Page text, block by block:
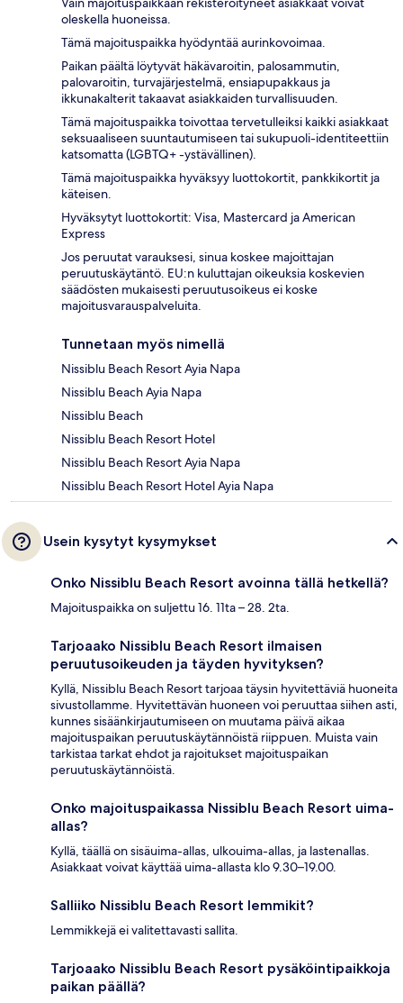
oleskella huoneissa.
Tämä majoituspaikka hyödyntää aurinkovoimaa.
Paikan päältä löytyvät häkävaroitin, palosammutin,
palovaroitin, turvajärjestelmä, ensiapupakkaus ja
ikkunakalterit takaavat asiakkaiden turvallisuuden.
Tämä majoituspaikka toivottaa tervetulleiksi kaikki asiakkaat
seksuaaliseen suuntautumiseen tai sukupuoli-identiteettiin
katsomatta (LGBTQ+ -ystävällinen).
Tämä majoituspaikka hyväksyy luottokortit, pankkikortit ja
käteisen.
Hyväksytyt luottokortit: Visa, Mastercard ja American
Express
Jos peruutat varauksesi, sinua koskee majoittajan
peruutuskäytäntö. EU:n kuluttajan oikeuksia koskevien
säädösten mukaisesti peruutusoikeus ei koske
majoitusvarauspalveluita.
Tunnetaan myös nimellä
Nissiblu Beach Resort Ayia Napa
Nissiblu Beach Ayia Napa
Nissiblu Beach
Nissiblu Beach Resort Hotel
Nissiblu Beach Resort Ayia Napa
Nissiblu Beach Resort Hotel Ayia Napa
Usein kysytyt kysymykset
Onko Nissiblu Beach Resort avoinna tällä hetkellä?
Majoituspaikka on suljettu 16. 11ta – 28. 2ta.
Tarjoaako Nissiblu Beach Resort ilmaisen
peruutusoikeuden ja täyden hyvityksen?
Kyllä, Nissiblu Beach Resort tarjoaa täysin hyvitettäviä huoneita
sivustollamme. Hyvitettävän huoneen voi peruuttaa siihen asti,
kunnes sisäänkirjautumiseen on muutama päivä aikaa
majoituspaikan peruutuskäytännöistä riippuen. Muista vain
tarkistaa tarkat ehdot ja rajoitukset majoituspaikan
peruutuskäytännöistä.
Onko majoituspaikassa Nissiblu Beach Resort uima-
allas?
Kyllä, täällä on sisäuima-allas, ulkouima-allas, ja lastenallas.
Asiakkaat voivat käyttää uima-allasta klo 9.30–19.00.
Salliiko Nissiblu Beach Resort lemmikit?
Lemmikkejä ei valitettavasti sallita.
Tarjoaako Nissiblu Beach Resort pysäköintipaikkoja
paikan päällä?